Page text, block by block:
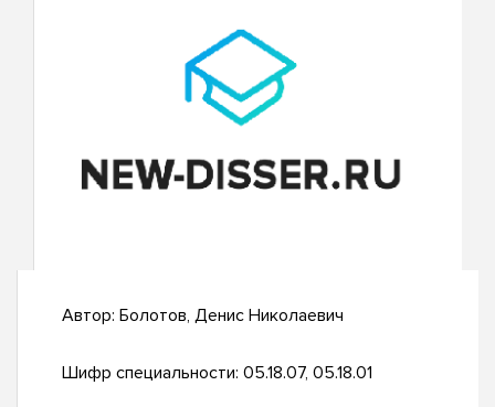
Автор: Болотов, Денис Николаевич
Шифр специальности: 05.18.07, 05.18.01